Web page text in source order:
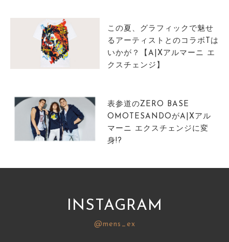
この夏、グラフィックで魅せ
るアーティストとのコラボTは
いかが？【A|Xアルマーニ エ
クスチェンジ】
表参道のZERO BASE
OMOTESANDOがA|Xアル
マーニ エクスチェンジに変
身!?
INSTAGRAM
@mens_ex
サイトマップ